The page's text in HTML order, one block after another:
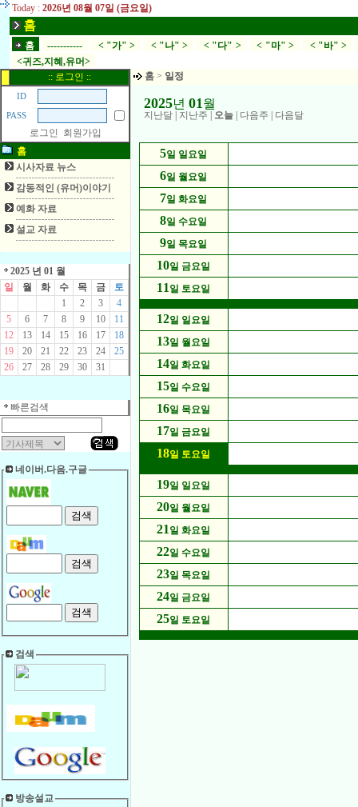
Today : 2026년 08월 07일 (금요일)
홈
홈 ----------- < "가" > < "나" > < "다" > < "마" > < "바" >
<귀즈,지혜,유머>
:: 로그인 ::
ID
PASS
로그인
회원가입
홈
시사자료 뉴스
감동적인 (유머)이야기
예화 자료
설교 자료
2025 년 01 월
일
월 화 수 목 금
토
1
2 3
4
5
6 7 8 9 10
11
12
13 14 15 16 17
18
19
20 21 22 23 24
25
26
27 28 29 30 31
빠른검색
네이버.다음.구글
검색
방송설교
홈 > 일정
2025년 01월
지난달 지난주 오늘 다음주 다음달
5일 일요일
6일 월요일
7일 화요일
8일 수요일
9일 목요일
10일 금요일
11 일 토요일
12일 일요일
13일 월요일
14일 화요일
15일 수요일
16일 목요일
17일 금요일
18일 토요일
19일 일요일
20일 월요일
21 일 화요일
22일 수요일
23일 목요일
24일 금요일
25일 토요일